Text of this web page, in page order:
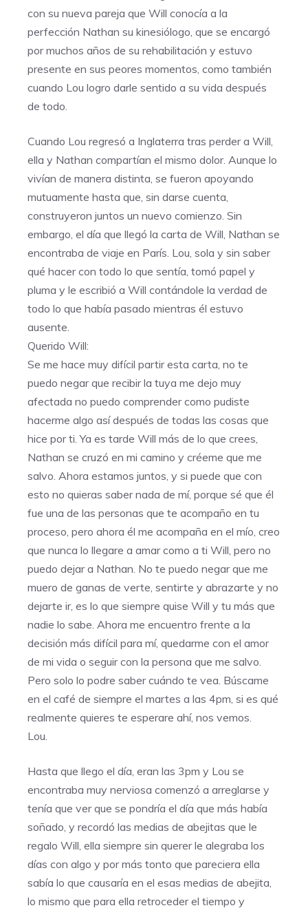
con su nueva pareja que Will conocía a la
perfección Nathan su kinesiólogo, que se encargó
por muchos años de su rehabilitación y estuvo
presente en sus peores momentos, como también
cuando Lou logro darle sentido a su vida después
de todo.
Cuando Lou regresó a Inglaterra tras perder a Will,
ella y Nathan compartían el mismo dolor. Aunque lo
vivían de manera distinta, se fueron apoyando
mutuamente hasta que, sin darse cuenta,
construyeron juntos un nuevo comienzo. Sin
embargo, el día que llegó la carta de Will, Nathan se
encontraba de viaje en París. Lou, sola y sin saber
qué hacer con todo lo que sentía, tomó papel y
pluma y le escribió a Will contándole la verdad de
todo lo que había pasado mientras él estuvo
ausente.
Querido Will:
Se me hace muy difícil partir esta carta, no te
puedo negar que recibir la tuya me dejo muy
afectada no puedo comprender como pudiste
hacerme algo así después de todas las cosas que
hice por ti. Ya es tarde Will más de lo que crees,
Nathan se cruzó en mi camino y créeme que me
salvo. Ahora estamos juntos, y si puede que con
esto no quieras saber nada de mí, porque sé que él
fue una de las personas que te acompaño en tu
proceso, pero ahora él me acompaña en el mío, creo
que nunca lo llegare a amar como a ti Will, pero no
puedo dejar a Nathan. No te puedo negar que me
muero de ganas de verte, sentirte y abrazarte y no
dejarte ir, es lo que siempre quise Will y tu más que
nadie lo sabe. Ahora me encuentro frente a la
decisión más difícil para mí, quedarme con el amor
de mi vida o seguir con la persona que me salvo.
Pero solo lo podre saber cuándo te vea. Búscame
en el café de siempre el martes a las 4pm, si es qué
realmente quieres te esperare ahí, nos vemos.
Lou.
Hasta que llego el día, eran las 3pm y Lou se
encontraba muy nerviosa comenzó a arreglarse y
tenía que ver que se pondría el día que más había
soñado, y recordó las medias de abejitas que le
regalo Will, ella siempre sin querer le alegraba los
días con algo y por más tonto que pareciera ella
sabía lo que causaría en el esas medias de abejita,
lo mismo que para ella retroceder el tiempo y